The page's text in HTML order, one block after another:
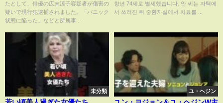
たとして、俳優の広末涼子容疑者が傷害の
疑いで現行犯逮捕されました。「パニック
状態に陥った」などと所属事...
향년 74세로 별세했습니다. 안 씨는 자택에
서 쓰러진 뒤 중환자실에서 치료를 ...
未分類 ユ・ヘジン